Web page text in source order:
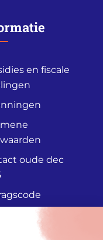
en fiscale
oude dec